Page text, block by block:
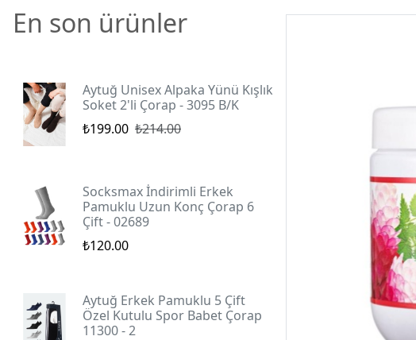
En son ürünler
Aytuğ Unisex Alpaka Yünü Kışlık
Soket 2'li Çorap - 3095 B/K
₺199.00 ₺214.00
Socksmax İndirimli Erkek
Pamuklu Uzun Konç Çorap 6
Çift - 02689
₺120.00
Aytuğ Erkek Pamuklu 5 Çift
Özel Kutulu Spor Babet Çorap
11300 - 2